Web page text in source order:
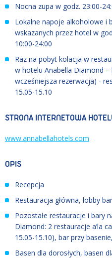
Nocna zupa w godz. 23:00-
Lokalne napoje alkoholowe i
wskazanych przez hotel w
10:00-24:00
Raz na pobyt kolacja w
w hotelu Anabella Diamond –
wcześniejsza rezerwacja) -
15.05-15.10
STRONA INTERNETOWA
www.annabellahotels.com
OPIS
Recepcja
Restauracja główna, lobby bar
Pozostałe restauracje i bary
Diamond: 2 restauracje a’la
15.05-15.10), bar przy
Basen dla dorosłych, basen